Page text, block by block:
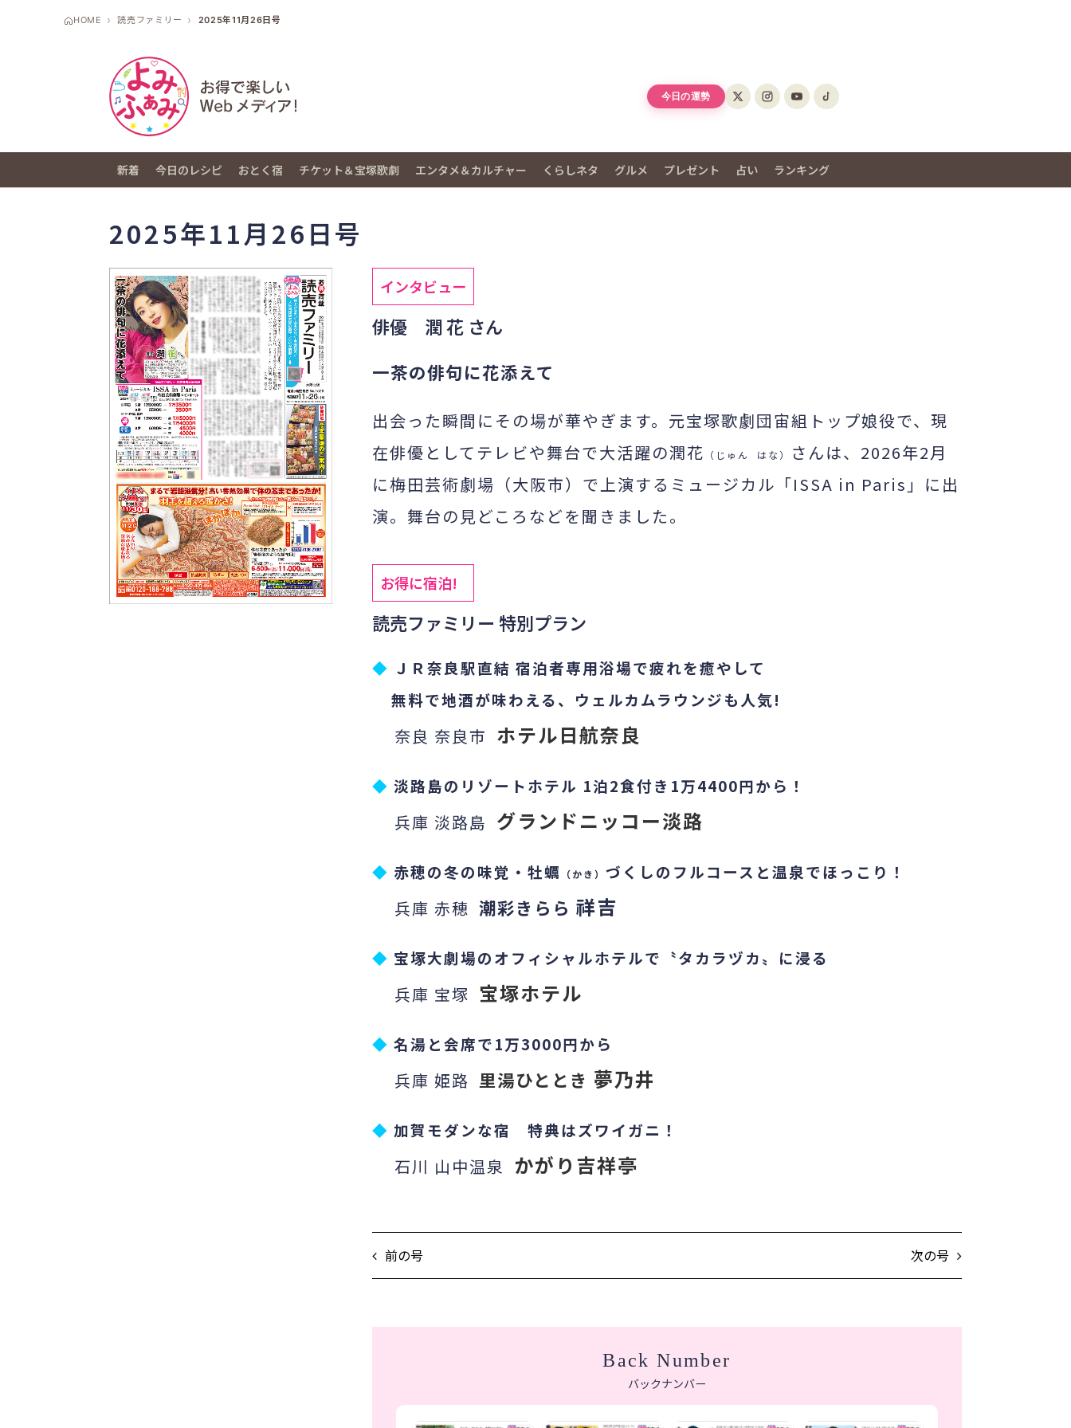
HOME 読売ファミリー 2025年11月26日号
今日の運勢
新着 今日のレシピ おとく宿 チケット＆宝塚歌劇 エンタメ＆カルチャー くらしネタ グルメ プレゼント 占い ランキング
2025年11月26日号
インタビュー
俳優 潤 花 さん
一茶の俳句に花添えて
出会った瞬間にその場が華やぎます。元宝塚歌劇団宙組トップ娘役で、現
在俳優としてテレビや舞台で大活躍の潤花 （じゅん はな）
さんは、2026年2月
に梅田芸術劇場（大阪市）で上演するミュージカル「ISSA in Paris」に出
演。舞台の見どころなどを聞きました。
お得に宿泊!
読売ファミリー 特別プラン
◆ ＪＲ奈良駅直結 宿泊者専用浴場で疲れを癒やして
無料で地酒が味わえる、ウェルカムラウンジも人気!
奈良 奈良市 ホテル日航奈良
◆ 淡路島のリゾートホテル 1泊2食付き1万4400円から！
兵庫 淡路島 グランドニッコー淡路
◆ 赤穂の冬の味覚・牡蠣 （かき） づくしのフルコースと温泉でほっこり！
兵庫 赤穂 潮彩きらら 祥吉
◆ 宝塚大劇場のオフィシャルホテルで〝タカラヅカ〟に浸る
兵庫 宝塚 宝塚ホテル
◆ 名湯と会席で1万3000円から
兵庫 姫路 里湯ひととき 夢乃井
◆ 加賀モダンな宿 特典はズワイガニ！
石川 山中温泉 かがり吉祥亭
前の号 次の号
Back Number
バックナンバー